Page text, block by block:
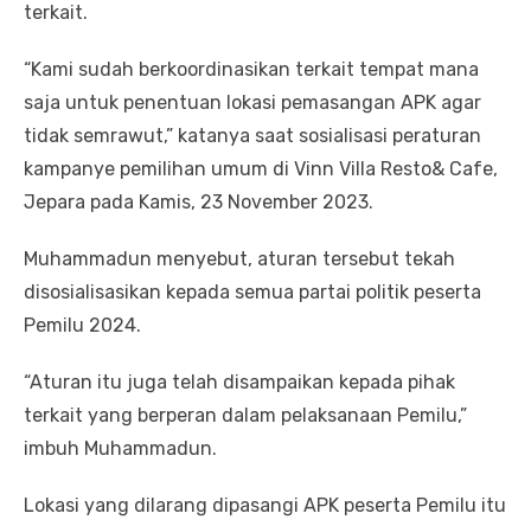
terkait.
“Kami sudah berkoordinasikan terkait tempat mana
saja untuk penentuan lokasi pemasangan APK agar
tidak semrawut,” katanya saat sosialisasi peraturan
kampanye pemilihan umum di Vinn Villa Resto& Cafe,
Jepara pada Kamis, 23 November 2023.
Muhammadun menyebut, aturan tersebut tekah
disosialisasikan kepada semua partai politik peserta
Pemilu 2024.
“Aturan itu juga telah disampaikan kepada pihak
terkait yang berperan dalam pelaksanaan Pemilu,”
imbuh Muhammadun.
Lokasi yang dilarang dipasangi APK peserta Pemilu itu